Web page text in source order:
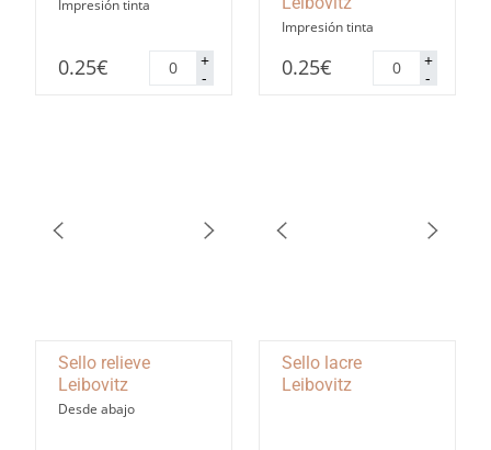
Impresión tinta
0.25€ -
Pegatinas
redondas
Leibovitz
+
Impresión tinta
0.25€ -
Pegatinas
rectangulares
Leibovitz
+
Sello relieve
Leibovitz
Desde abajo
Sello lacre
Leibovitz